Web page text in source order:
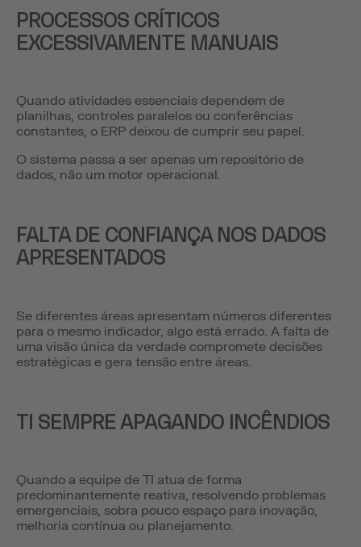
PROCESSOS CRÍTICOS
EXCESSIVAMENTE MANUAIS
Quando atividades essenciais dependem de
planilhas, controles paralelos ou conferências
constantes, o ERP deixou de cumprir seu papel.
O sistema passa a ser apenas um repositório de
dados, não um motor operacional.
FALTA DE CONFIANÇA NOS DADOS
APRESENTADOS
Se diferentes áreas apresentam números diferentes
para o mesmo indicador, algo está errado. A falta de
uma visão única da verdade compromete decisões
estratégicas e gera tensão entre áreas.
TI SEMPRE APAGANDO INCÊNDIOS
Quando a equipe de TI atua de forma
predominantemente reativa, resolvendo problemas
emergenciais, sobra pouco espaço para inovação,
melhoria contínua ou planejamento.